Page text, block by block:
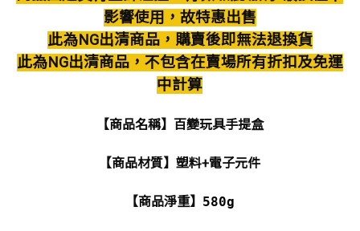
影響使用，故特惠出售
此為NG出清商品，購賣後即無法退換貨
此為NG出清商品，不包含在賣場所有折扣及免運
中計算
【商品名稱】百變玩具手提盒
【商品材質】塑料+電子元件
【商品淨重】 580g